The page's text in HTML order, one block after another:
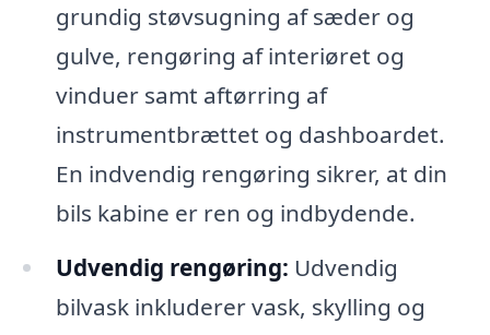
grundig støvsugning af sæder og
gulve, rengøring af interiøret og
vinduer samt aftørring af
instrumentbrættet og dashboardet.
En indvendig rengøring sikrer, at din
bils kabine er ren og indbydende.
Udvendig rengøring: Udvendig
bilvask inkluderer vask, skylling og